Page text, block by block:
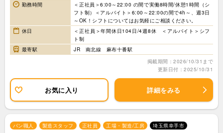
勤務時間
＜正社員＞6:00～22:00 の間で実働8時間/休憩1時間（シ
フト制）＜アルバイト＞6:00～22:00の間で4h～、週3日
～OK！シフトについてはお気軽にご相談ください。
休日
＜正社員＞年間休日104日/4週8休 ＜アルバイト＞シフ
ト制
最寄駅
JR 南北線 麻布十番駅
掲載期間：2026/10/31まで
更新日付：2025/10/31
お気に入り 詳細をみる
パン職人 製造スタッフ 正社員 工場・製造/工房 埼玉県幸手市